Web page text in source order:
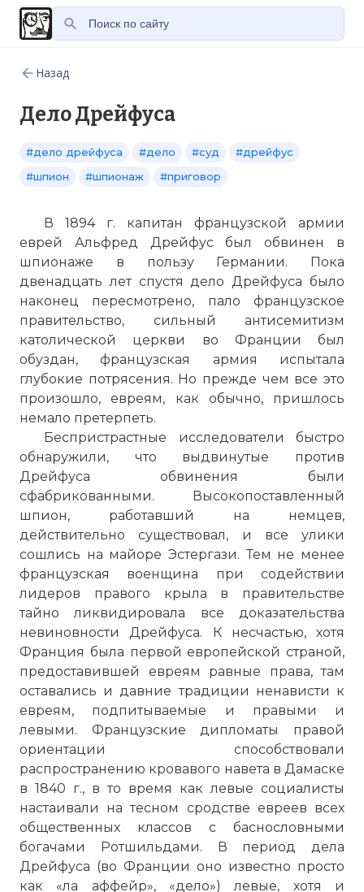
Назад
Дело Дрейфуса
#дело дрейфуса #дело #суд
#дрейфус
#шпион
#шпионаж #приговор
В 1894 г. капитан французской армии
еврей Альфред Дрейфус был обвинен в
шпионаже в пользу Германии. Пока
двенадцать лет спустя дело Дрейфуса было
наконец пересмотрено, пало французское
правительство, сильный антисемитизм
католической церкви во Франции был
обуздан, французская армия испытала
глубокие потрясения. Но прежде чем все это
произошло, евреям, как обычно, пришлось
немало претерпеть.
Беспристрастные исследователи быстро
обнаружили, что выдвинутые против
Дрейфуса обвинения были
сфабрикованными. Высокопоставленный
шпион, работавший на немцев,
действительно существовал, и все улики
сошлись на майоре Эстергази. Тем не менее
французская военщина при содействии
лидеров правого крыла в правительстве
тайно ликвидировала все доказательства
невиновности Дрейфуса. К несчастью, хотя
Франция была первой европейской страной,
предоставившей евреям равные права, там
оставались и давние традиции ненависти к
евреям, подпитываемые и правыми и
левыми. Французские дипломаты правой
ориентации способствовали
распространению кровавого навета в Дамаске
в 1840 г., в то время как левые социалисты
настаивали на тесном сродстве евреев всех
общественных классов с баснословными
богачами Ротшильдами. В период дела
Дрейфуса (во Франции оно известно просто
как «ла аффейр», «дело») левые, хотя и